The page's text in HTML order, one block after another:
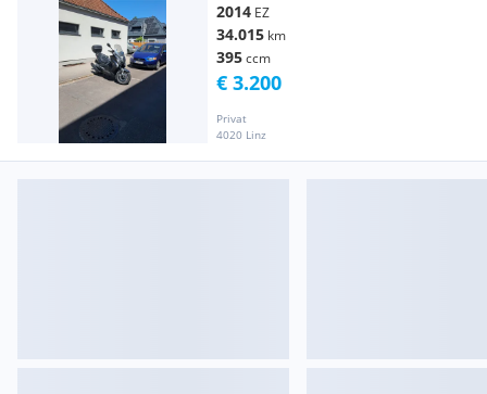
2014 EZ
34.015 km
395ccm
Privat
4020 Linz
€ 3.200